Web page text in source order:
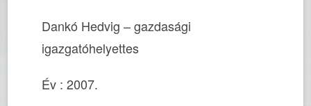
Dankó Hedvig – gazdasági
igazgatóhelyettes
Év : 2007.